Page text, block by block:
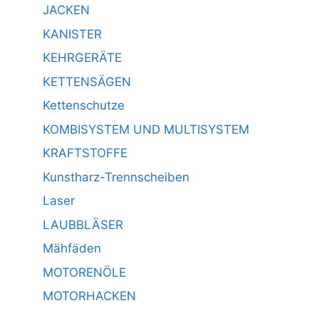
JACKEN
KANISTER
KEHRGERÄTE
KETTENSÄGEN
Kettenschutze
KOMBISYSTEM UND MULTISYSTEM
KRAFTSTOFFE
Kunstharz-Trennscheiben
Laser
LAUBBLÄSER
Mähfäden
MOTORENÖLE
MOTORHACKEN